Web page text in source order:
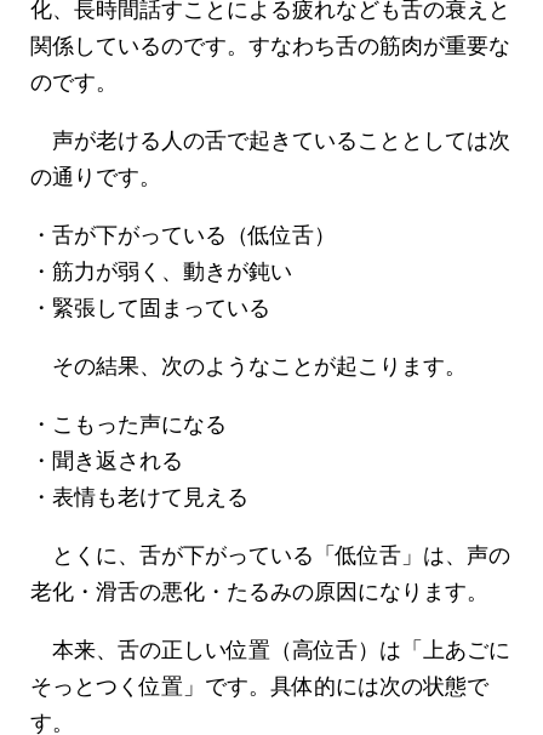
化、長時間話すことによる疲れなども舌の衰えと
関係しているのです。すなわち舌の筋肉が重要な
のです。
声が老ける人の舌で起きていることとしては次
の通りです。
・舌が下がっている（低位舌）
・筋力が弱く、動きが鈍い
・緊張して固まっている
その結果、次のようなことが起こります。
・こもった声になる
・聞き返される
・表情も老けて見える
とくに、舌が下がっている「低位舌」は、声の
老化・滑舌の悪化・たるみの原因になります。
本来、舌の正しい位置（高位舌）は「上あごに
そっとつく位置」です。具体的には次の状態で
す。